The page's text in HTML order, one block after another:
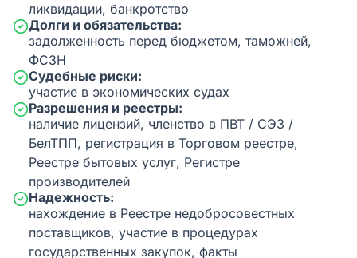
ликвидации, банкротство
Долги и обязательства:
задолженность перед бюджетом, таможней,
ФСЗН
Судебные риски:
участие в экономических судах
Разрешения и реестры:
наличие лицензий, членство в ПВТ / СЭЗ /
БелТПП, регистрация в Торговом реестре,
Реестре бытовых услуг, Регистре
производителей
Надежность:
нахождение в Реестре недобросовестных
поставщиков, участие в процедурах
государственных закупок, факты